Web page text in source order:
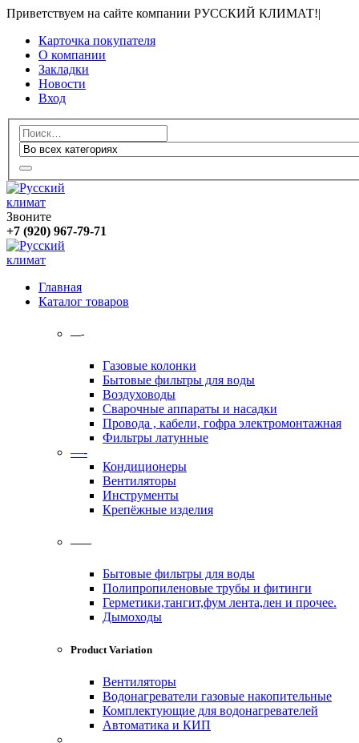
Приветствуем на сайте компании РУССКИЙ КЛИМАТ!|
Карточка покупателя
О компании
Закладки
Новости
Вход
Звоните
+7 (920) 967-79-71
Главная
Каталог товаров
—-
Газовые колонки
Бытовые фильтры для воды
Воздуховоды
Сварочные аппараты и насадки
Провода , кабели, гофра электромонтажная
Фильтры латунные
—-
Кондиционеры
Вентиляторы
Инструменты
Крепёжные изделия
——
Бытовые фильтры для воды
Полипропиленовые трубы и фитинги
Герметики,тангит,фум лента,лен и прочее.
Дымоходы
Product Variation
Вентиляторы
Водонагреватели газовые накопительные
Комплектующие для водонагревателей
Автоматика и КИП